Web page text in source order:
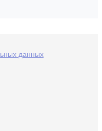
данных